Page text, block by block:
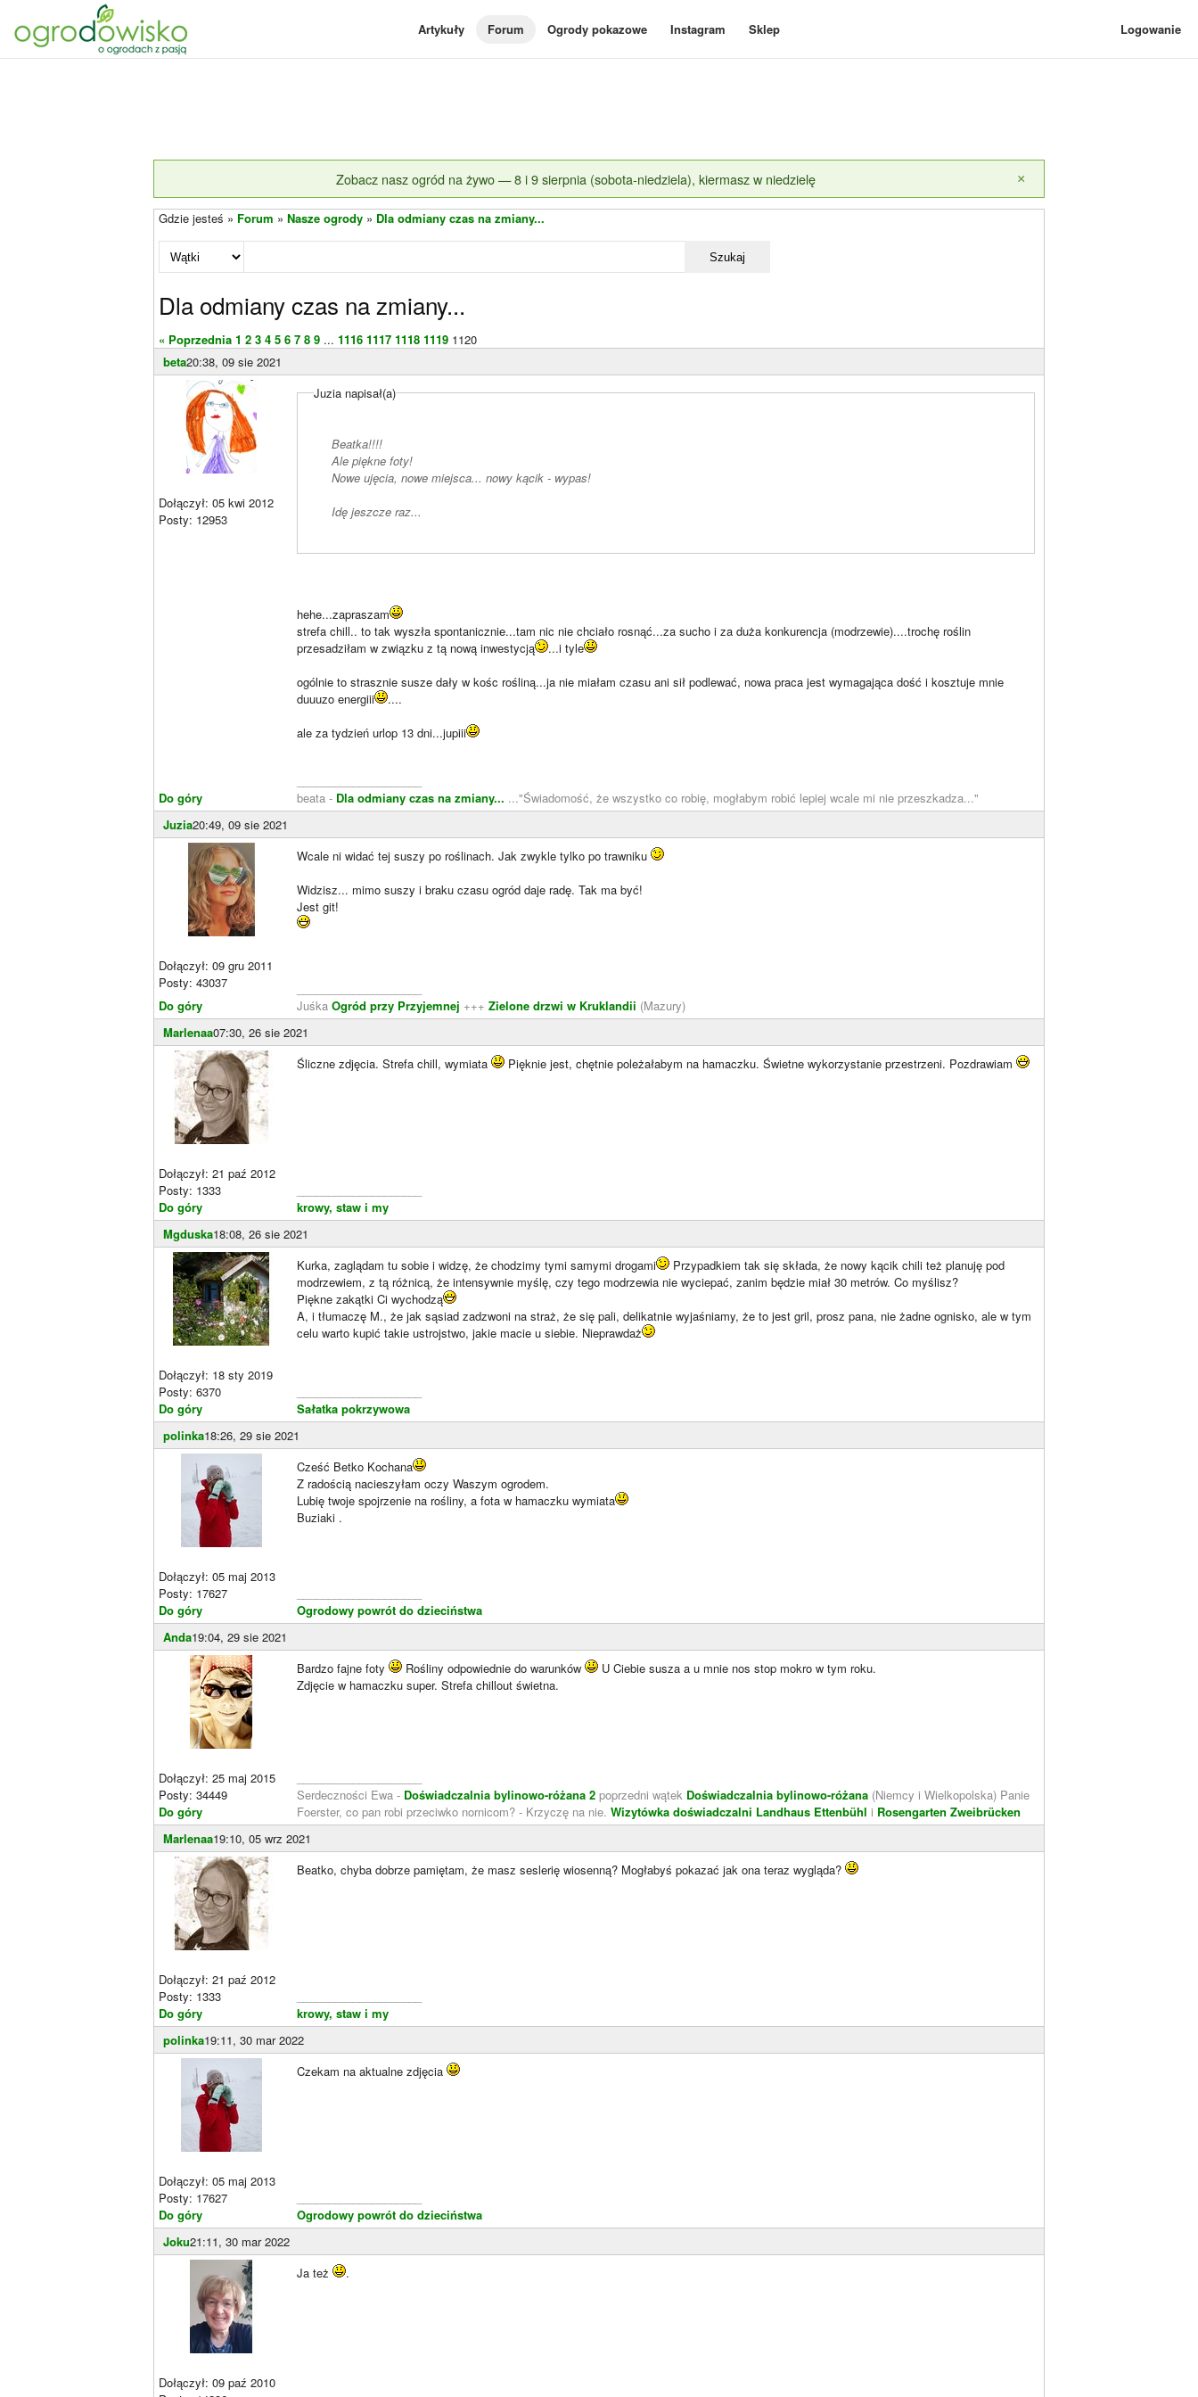
Artykuły Forum Ogrody pokazowe Instagram Sklep Logowanie
Zobacz nasz ogród na żywo — 8 i 9 sierpnia (sobota-niedziela), kiermasz w niedzielę ×
Gdzie jesteś » Forum » Nasze ogrody » Dla odmiany czas na zmiany...
Szukaj
Dla odmiany czas na zmiany...
« Poprzednia 1 2 3 4 5 6 7 8 9 ... 1116 1117 1118 1119 1120
beta20:38, 09 sie 2021
Dołączył: 05 kwi 2012
Posty: 12953
Do góry
Juzia napisał(a)
Beatka!!!!
Ale piękne foty!
Nowe ujęcia, nowe miejsca... nowy kącik - wypas!
Idę jeszcze raz...
hehe...zapraszam
strefa chill.. to tak wyszła spontanicznie...tam nic nie chciało rosnąć...za sucho i za duża konkurencja (modrzewie)....trochę roślin
przesadziłam w związku z tą nową inwestycją
...i tyle
ogólnie to strasznie susze dały w kośc rośliną...ja nie miałam czasu ani sił podlewać, nowa praca jest wymagająca dość i kosztuje mnie
duuuzo energiii
....
ale za tydzień urlop 13 dni...jupiii
beata - Dla odmiany czas na zmiany... ..."Świadomość, że wszystko co robię, mogłabym robić lepiej wcale mi nie przeszkadza..."
Juzia20:49, 09 sie 2021
Dołączył: 09 gru 2011
Posty: 43037
Do góry
Wcale ni widać tej suszy po roślinach. Jak zwykle tylko po trawniku
Widzisz... mimo suszy i braku czasu ogród daje radę. Tak ma być!
Jest git!
Juśka Ogród przy Przyjemnej +++ Zielone drzwi w Kruklandii (Mazury)
Marlenaa07:30, 26 sie 2021
Dołączył: 21 paź 2012
Posty: 1333
Do góry
Śliczne zdjęcia. Strefa chill, wymiata Pięknie jest, chętnie poleżałabym na hamaczku. Świetne wykorzystanie przestrzeni. Pozdrawiam
krowy, staw i my
Mgduska18:08, 26 sie 2021
Dołączył: 18 sty 2019
Posty: 6370
Do góry
Kurka, zaglądam tu sobie i widzę, że chodzimy tymi samymi drogami
Przypadkiem tak się składa, że nowy kącik chili też planuję pod
modrzewiem, z tą różnicą, że intensywnie myślę, czy tego modrzewia nie wyciepać, zanim będzie miał 30 metrów. Co myślisz?
Piękne zakątki Ci wychodzą
A, i tłumaczę M., że jak sąsiad zadzwoni na straż, że się pali, delikatnie wyjaśniamy, że to jest gril, prosz pana, nie żadne ognisko, ale w tym
celu warto kupić takie ustrojstwo, jakie macie u siebie. Nieprawdaż
Sałatka pokrzywowa
polinka18:26, 29 sie 2021
Dołączył: 05 maj 2013
Posty: 17627
Do góry
Cześć Betko Kochana
Z radością nacieszyłam oczy Waszym ogrodem.
Lubię twoje spojrzenie na rośliny, a fota w hamaczku wymiata
Buziaki .
Ogrodowy powrót do dzieciństwa
Anda19:04, 29 sie 2021
Dołączył: 25 maj 2015
Posty: 34449
Do góry
Bardzo fajne foty Rośliny odpowiednie do warunków
U Ciebie susza a u mnie nos stop mokro w tym roku.
Zdjęcie w hamaczku super. Strefa chillout świetna.
Serdeczności Ewa - Doświadczalnia bylinowo-różana 2 poprzedni wątek Doświadczalnia bylinowo-różana (Niemcy i Wielkopolska) Panie
Foerster, co pan robi przeciwko nornicom? - Krzyczę na nie. Wizytówka doświadczalni Landhaus Ettenbühl i Rosengarten Zweibrücken
Marlenaa19:10, 05 wrz 2021
Dołączył: 21 paź 2012
Posty: 1333
Do góry
Beatko, chyba dobrze pamiętam, że masz seslerię wiosenną? Mogłabyś pokazać jak ona teraz wygląda?
krowy, staw i my
polinka19:11, 30 mar 2022
Dołączył: 05 maj 2013
Posty: 17627
Do góry
Czekam na aktualne zdjęcia
Ogrodowy powrót do dzieciństwa
Joku21:11, 30 mar 2022
Dołączył: 09 paź 2010
Ja też .